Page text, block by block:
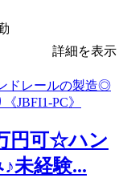
詳細を表示
円可☆ハン
未経験...